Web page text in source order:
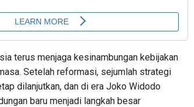
terus menjaga kesinambungan kebijakan
Setelah reformasi, sejumlah strategi
dilanjutkan, dan di era Joko Widodo
baru menjadi langkah besar